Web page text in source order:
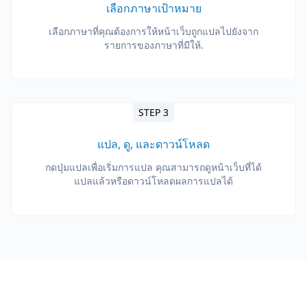
เลือกภาษาเป้าหมาย
เลือกภาษาที่คุณต้องการให้หน้าเว็บถูกแปลไปยังจาก
รายการของภาษาที่มีให้.
STEP 3
แปล, ดู, และดาวน์โหลด
กดปุ่มแปลเพื่อเริ่มการแปล คุณสามารถดูหน้าเว็บที่ได้
แปลแล้วหรือดาวน์โหลดผลการแปลได้